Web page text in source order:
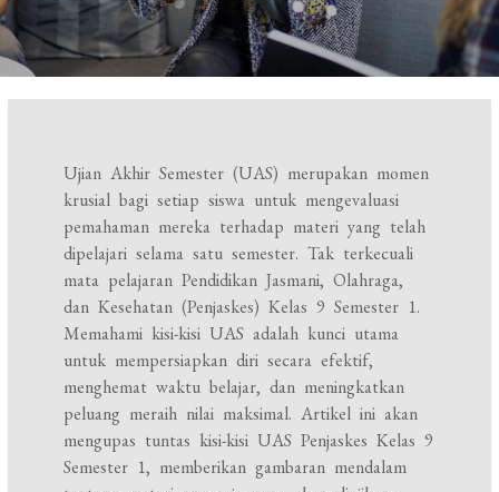
Ujian Akhir Semester (UAS) merupakan momen
krusial bagi setiap siswa untuk mengevaluasi
pemahaman mereka terhadap materi yang telah
dipelajari selama satu semester. Tak terkecuali
mata pelajaran Pendidikan Jasmani, Olahraga,
dan Kesehatan (Penjaskes) Kelas 9 Semester 1.
Memahami kisi-kisi UAS adalah kunci utama
untuk mempersiapkan diri secara efektif,
menghemat waktu belajar, dan meningkatkan
peluang meraih nilai maksimal. Artikel ini akan
mengupas tuntas kisi-kisi UAS Penjaskes Kelas 9
Semester 1, memberikan gambaran mendalam